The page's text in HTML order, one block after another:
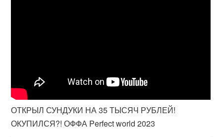
ОТКРЫЛ СУНДУКИ НА 35 ТЫСЯЧ РУБЛЕЙ!
ОКУПИЛСЯ?! ОФФА Perfect world 2023